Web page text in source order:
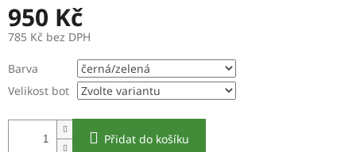
950 Kč
785 Kč bez DPH
cena:
Barva
Velikost bot
Přidat do košíku